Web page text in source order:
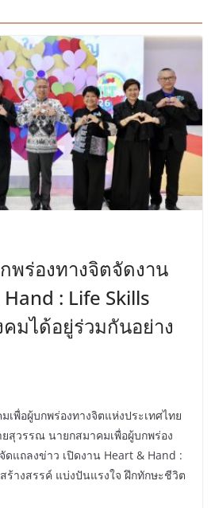
พร่องทางจิตจัดงาน
: Life Skills
มได้อยู่ร่วมกันอย่าง
เพื่อผู้บกพร่องทางจิตแห่งประเทศไทย
สุวรรณ นายกสมาคมเพื่อผู้บกพร่อง
ดแถลงข่าว เปิดงาน Heart & Hand :
ร้างสรรค์ แบ่งปันแรงใจ ฝึกทักษะชีวิต